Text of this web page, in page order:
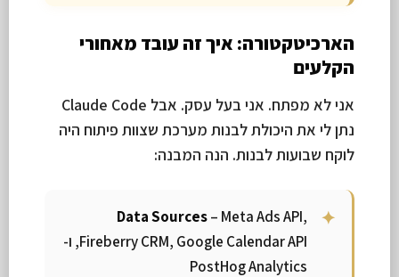
הארכיטקטורה: איך זה עובד מאחורי
הקלעים
אני לא מפתח. אני בעל עסק. אבל Claude Code
נתן לי את היכולת לבנות מערכת שצוות פיתוח היה
לוקח שבועות לבנות. הנה המבנה:
Data Sources– Meta Ads API,
Fireberry CRM, Google Calendar API, ו-
PostHog Analytics